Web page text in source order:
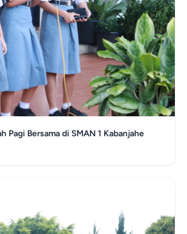
Pagi Bersama di SMAN 1 Kabanjahe